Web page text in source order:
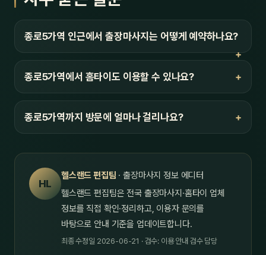
종로5가역 인근에서 출장마사지는 어떻게 예약하나요?
종로5가역에서 홈타이도 이용할 수 있나요?
종로5가역까지 방문에 얼마나 걸리나요?
HL
헬스랜드 편집팀 · 출장마사지 정보 에디터
헬스랜드 편집팀은 전국 출장마사지·홈타이 업체
정보를 직접 확인·정리하고, 이용자 문의를
바탕으로 안내 기준을 업데이트합니다.
최종 수정일 2026-06-21 · 검수: 이용 안내 검수 담당